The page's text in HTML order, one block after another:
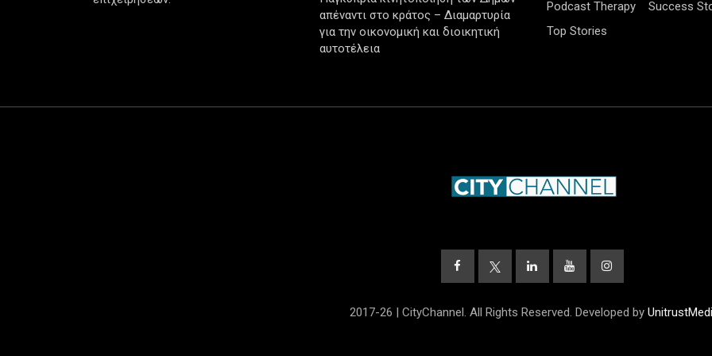
απέναντι στο κράτος – Διαμαρτυρία
για την οικονομική και διοικητική
αυτοτέλεια
Podcast Therapy
Success
Top Stories
2017-26 | CityChannel. All Rights Reserved. Developed by